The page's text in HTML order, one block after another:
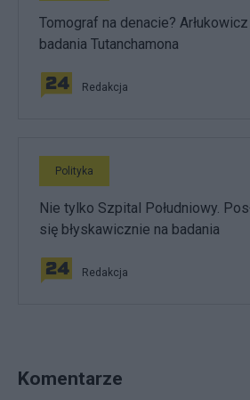
Tomograf na denacie?
badania Tutanchamona
Redakcja
Polityka
Nie tylko Szpital Południowy.
się błyskawicznie na badania
Redakcja
Komentarze